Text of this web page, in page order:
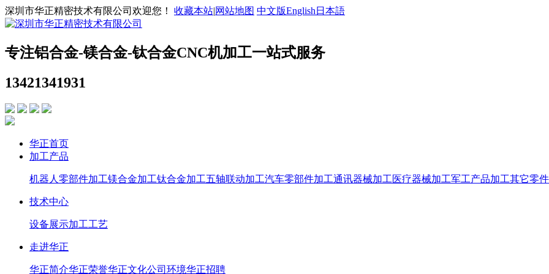
深圳市华正精密技术有限公司欢迎您！ 收藏本站|网站地图 中文版English 日本語
专注铝合金-镁合金-钛合金CNC机加工一站式服务
13421341931
华正首页
加工产品
机器人零部件加工镁合金加工钛合金加工五轴联动加工汽车零部件加工通讯器械加工医疗器械加工军工产品加工其它零
技术中心
设备展示加工工艺
走进华正
华正简介华正荣誉华正文化公司环境华正招聘